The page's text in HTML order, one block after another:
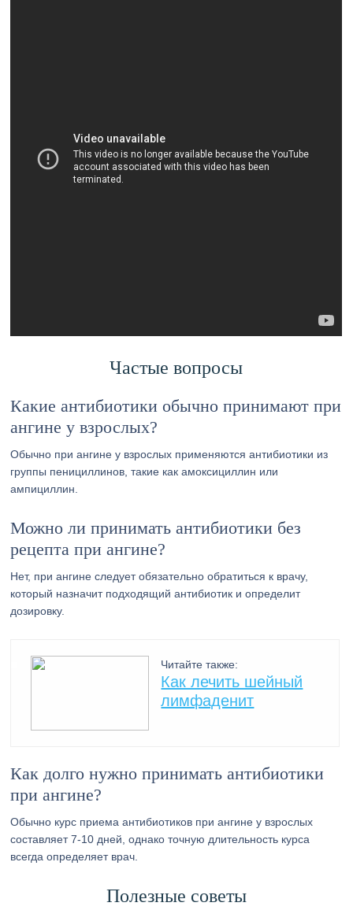
Частые вопросы
Какие антибиотики обычно принимают при
ангине у взрослых?
Обычно при ангине у взрослых применяются антибиотики из
группы пенициллинов, такие как амоксициллин или
ампициллин.
Можно ли принимать антибиотики без
рецепта при ангине?
Нет, при ангине следует обязательно обратиться к врачу,
который назначит подходящий антибиотик и определит
дозировку.
Читайте также:
Как лечить шейный
лимфаденит
Как долго нужно принимать антибиотики
при ангине?
Обычно курс приема антибиотиков при ангине у взрослых
составляет 7-10 дней, однако точную длительность курса
всегда определяет врач.
Полезные советы